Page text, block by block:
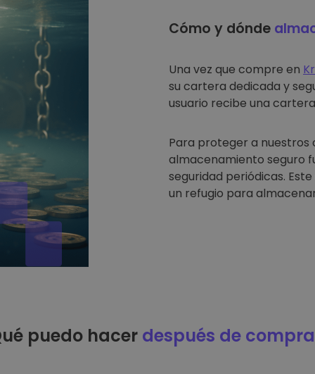
Cómo y dónde
Una vez que compre en
su cartera dedicada y
usuario recibe una
Para proteger a nuestros
almacenamiento seguro
seguridad periódicas.
un refugio para
puedo hacer después de